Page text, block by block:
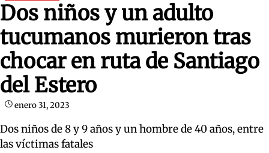
Dos niños y un adulto
tucumanos murieron tras
chocar en ruta de Santiago
del Estero
enero 31, 2023
Dos niños de 8 y 9 años y un hombre de 40 años, entre
las víctimas fatales